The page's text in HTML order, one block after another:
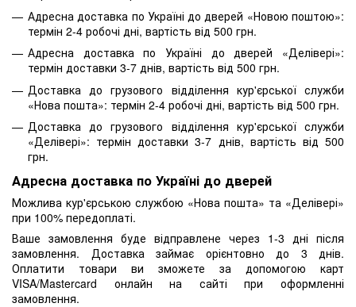
Адресна доставка по Україні до дверей «Новою поштою»:
термін 2-4 робочі дні, вартість від 500 грн.
Адресна доставка по Україні до дверей «Делівері»:
термін доставки 3-7 днів, вартість від 500 грн.
Доставка до грузового відділення кур'єрської служби
«Нова пошта»: термін 2-4 робочі дні, вартість від 500 грн.
Доставка до грузового відділення кур'єрської служби
«Делівері»: термін доставки 3-7 днів, вартість від 500
грн.
Адресна доставка по Україні до дверей
Можлива кур'єрською службою «Нова пошта» та «Делівері»
при 100% передоплаті.
Ваше замовлення буде відправлене через 1-3 дні після
замовлення. Доставка займає орієнтовно до 3 днів.
Оплатити товари ви зможете за допомогою карт
VISA/Mastercard онлайн на сайті при оформленні
замовлення.